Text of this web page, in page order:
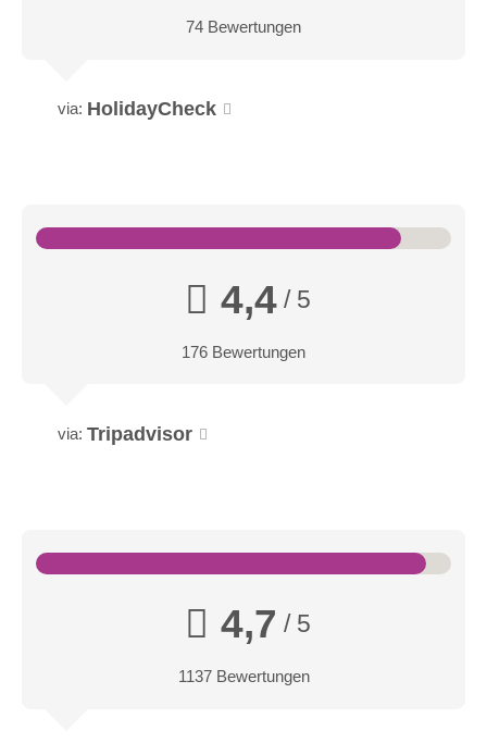
74 Bewertungen
via: HolidayCheck
4,4/ 5
176 Bewertungen
via: Tripadvisor
4,7 / 5
1137 Bewertungen